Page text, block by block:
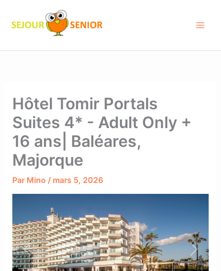
contenu
Hôtel Tomir Portals
Suites 4* - Adult Only +
16 ans| Baléares,
Majorque
Par Mino / mars 5, 2026
Previous Next